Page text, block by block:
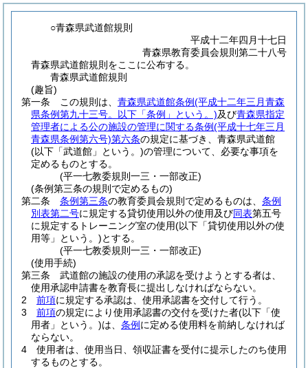
○青森県武道館規則
平成十二年四月十七日
青森県教育委員会規則第二十八号
青森県武道館規則をここに公布する。
青森県武道館規則
(趣旨)
第一条
この規則は、 青森県武道館条例(平成十二年三月青森
県条例第九十三号。以下「条例」という。)及び青森県指定
管理者による公の施設の管理に関する条例(平成十七年三月
青森県条例第六号)第六条の規定に基づき、青森県武道館
(以下「武道館」という。)の管理について、必要な事項を
定めるものとする。
(平一七教委規則一三・一部改正)
(条例第三条の規則で定めるもの)
第二条
条例第三条の教育委員会規則で定めるものは、 条例
別表第二号に規定する貸切使用以外の使用及び同表第五号
に規定するトレーニング室の使用(以下「貸切使用以外の使
用等」という。)とする。
(平一七教委規則一三・一部改正)
(使用手続)
第三条
武道館の施設の使用の承認を受けようとする者は、
使用承認申請書を教育長に提出しなければならない。
2
前項に規定する承認は、使用承認書を交付して行う。
3
前項の規定により使用承認書の交付を受けた者(以下「使
用者」という。)は、 条例 に定める使用料を前納しなければ
ならない。
4
使用者は、使用当日、領収証書を受付に提示したのち使用
するものとする。